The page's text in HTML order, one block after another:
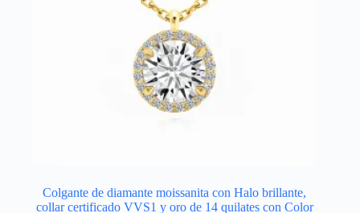
Colgante de diamante moissanita con Halo brillante,
collar certificado VVS1 y oro de 14 quilates con Color